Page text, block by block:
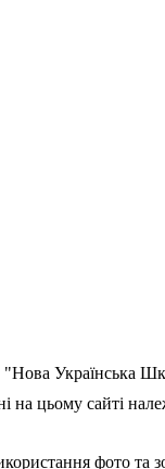
"Нова Українська
цьому сайті
фото та